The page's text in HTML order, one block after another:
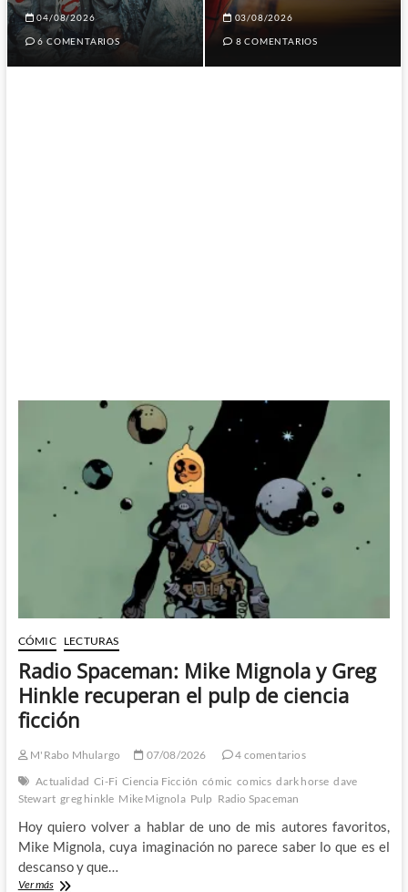
04/08/2026
6 COMENTARIOS
03/08/2026
8 COMENTARIOS
CÓMIC LECTURAS
Radio Spaceman: Mike Mignola y Greg
Hinkle recuperan el pulp de ciencia
ficción
M'Rabo Mhulargo 07/08/2026
4 comentarios
Actualidad Ci-Fi Ciencia Ficción cómic comics dark horse dave
Stewart greg hinkle Mike Mignola Pulp Radio Spaceman
Hoy quiero volver a hablar de uno de mis autores favoritos,
Mike Mignola, cuya imaginación no parece saber lo que es el
descanso y que…
Ver másRadio